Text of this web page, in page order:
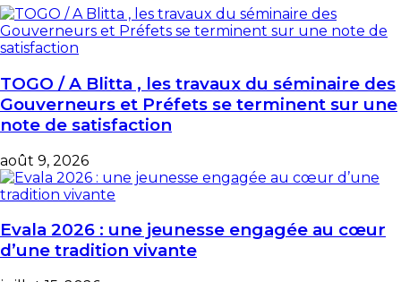
TOGO / A Blitta , les travaux du séminaire des
Gouverneurs et Préfets se terminent sur une
note de satisfaction
août 9, 2026
Evala 2026 : une jeunesse engagée au cœur
d’une tradition vivante